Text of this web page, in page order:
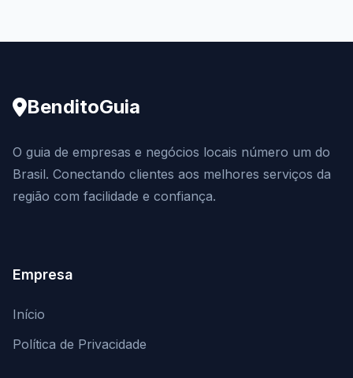
BenditoGuia
O guia de empresas e negócios locais número um do
Brasil. Conectando clientes aos melhores serviços da
região com facilidade e confiança.
Empresa
Início
Política de Privacidade